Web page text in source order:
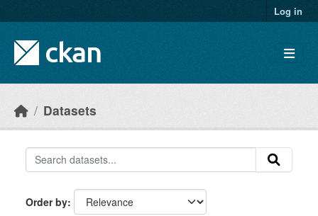
Log in
Datasets
Order by